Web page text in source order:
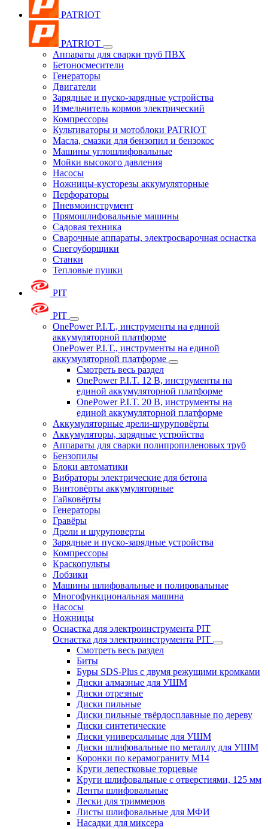
PATRIOT
PATRIOT
Аппараты для сварки труб ПВХ
Бетоносмесители
Генераторы
Двигатели
Зарядные и пуско-зарядные устройства
Измельчитель кормов электрический
Компрессоры
Культиваторы и мотоблоки PATRIOT
Масла, смазки для бензопил и бензокос
Машины углошлифовальные
Мойки высокого давления
Насосы
Ножницы-кусторезы аккумуляторные
Перфораторы
Пневмоинструмент
Прямошлифовальные машины
Садовая техника
Сварочные аппараты, электросварочная оснастка
Снегоуборщики
Станки
Тепловые пушки
PIT
PIT
OnePower P.I.T., инструменты на единой
аккумуляторной платформе
OnePower P.I.T., инструменты на единой
аккумуляторной платформе
Смотреть весь раздел
OnePower P.I.T. 12 В, инструменты на
единой аккумуляторной платформе
OnePower P.I.T. 20 В, инструменты на
единой аккумуляторной платформе
Аккумуляторные дрели-шуруповёрты
Аккумуляторы, зарядные устройства
Аппараты для сварки полипропиленовых труб
Бензопилы
Блоки автоматики
Вибраторы электрические для бетона
Винтовёрты аккумуляторные
Гайковёрты
Генераторы
Гравёры
Дрели и шуруповерты
Зарядные и пуско-зарядные устройства
Компрессоры
Краскопульты
Лобзики
Машины шлифовальные и полировальные
Многофункциональная машина
Насосы
Ножницы
Оснастка для электроинструмента PIT
Оснастка для электроинструмента PIT
Смотреть весь раздел
Биты
Буры SDS-Plus c двумя режущими кромками
Диски алмазные для УШМ
Диски отрезные
Диски пильные
Диски пильные твёрдосплавные по дереву
Диски синтетические
Диски универсальные для УШМ
Диски шлифовальные по металлу для УШМ
Коронки по керамограниту M14
Круги лепестковые торцевые
Круги шлифовальные с отверстиями, 125 мм
Ленты шлифовальные
Лески для триммеров
Листы шлифовальные для МФИ
Насадки для миксера